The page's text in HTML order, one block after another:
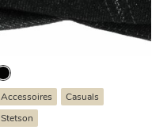
Accessoires
Casuals
Stetson